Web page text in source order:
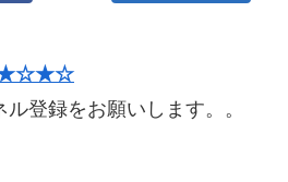
登録をお願いします。。